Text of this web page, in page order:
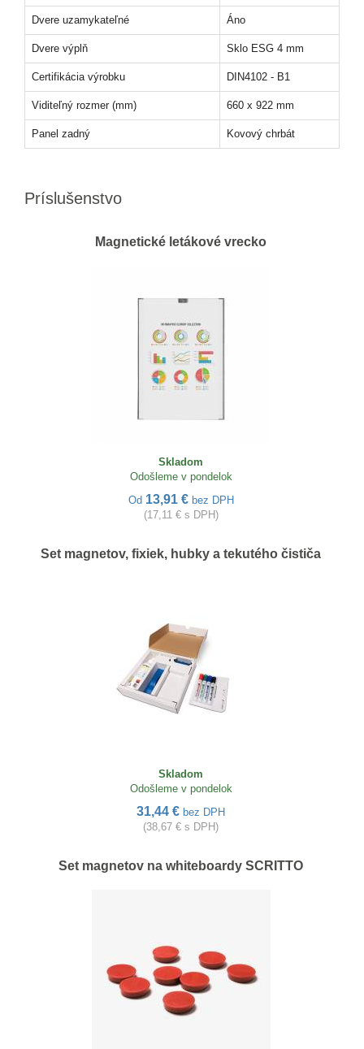
Dvere uzamykateľné Áno
Dvere výplň Sklo ESG 4 mm
Certifikácia výrobku DIN4102 - B1
Viditeľný rozmer (mm) 660 x 922 mm
Panel zadný Kovový chrbát
Príslušenstvo
Magnetické letákové vrecko
Skladom
Odošleme v pondelok
Od 13,91 € bez DPH
(17,11 € s DPH)
Set magnetov, fixiek, hubky a tekutého čističa
Skladom
Odošleme v pondelok
31,44 € bez DPH
(38,67 € s DPH)
Set magnetov na whiteboardy SCRITTO